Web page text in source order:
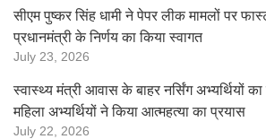
सीएम पुष्कर सिंह धामी ने पेपर लीक मामलों पर
प्रधानमंत्री के निर्णय का किया स्वागत
July 23, 2026
स्वास्थ्य मंत्री आवास के बाहर नर्सिंग अभ्यर्थियों
महिला अभ्यर्थियों ने किया आत्महत्या का प्रयास
July 22, 2026